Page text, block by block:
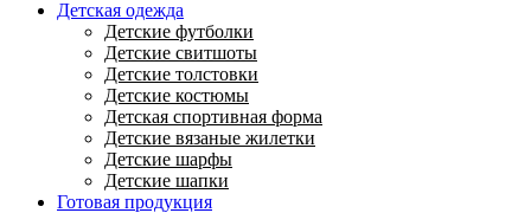
Детская одежда
Детские футболки
Детские свитшоты
Детские толстовки
Детские костюмы
Детская спортивная форма
Детские вязаные жилетки
Детские шарфы
Детские шапки
Готовая продукция